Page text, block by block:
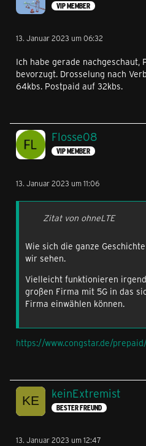
VIP MEMBER
13. Januar 2023 um 06:32
Ich habe gerade nachgeschaut,
bevorzugt. Drosselung nach
64kbs. Postpaid auf 32kbs.
Flosse08
VIP MEMBER
13. Januar 2023 um 11:06
Zitat von ohneLTE
Wie sich die ganze
wir sehen.
Vielleicht funktionieren
großen Firma mit 5G in das
Firma einwählen können.
https://www.congstar.de/
keinExtremist
BESTER FREUND
13. Januar 2023 um 12:47